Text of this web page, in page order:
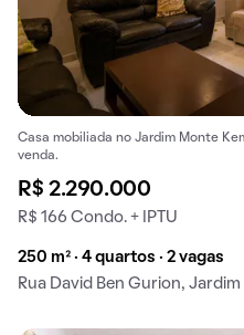
Casa mobiliada no Jardim Monte
venda.
R$ 2.290.000
R$ 166 Condo. + IPTU
250 m² · 4 quartos · 2 vagas
Rua David Ben Gurion, Jardim